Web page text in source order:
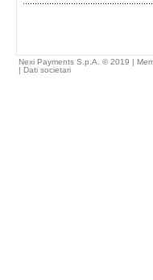
Nexi Payments S.p.A. © 2019 |
| Dati societari